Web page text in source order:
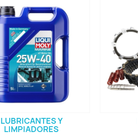
LUBRICANTES Y
LIMPIADORES